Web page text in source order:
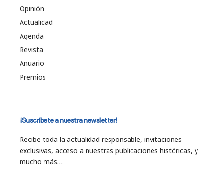
Opinión
Actualidad
Agenda
Revista
Anuario
Premios
¡Suscríbete a nuestra newsletter!
Recibe toda la actualidad responsable, invitaciones
exclusivas, acceso a nuestras publicaciones históricas, y
mucho más…